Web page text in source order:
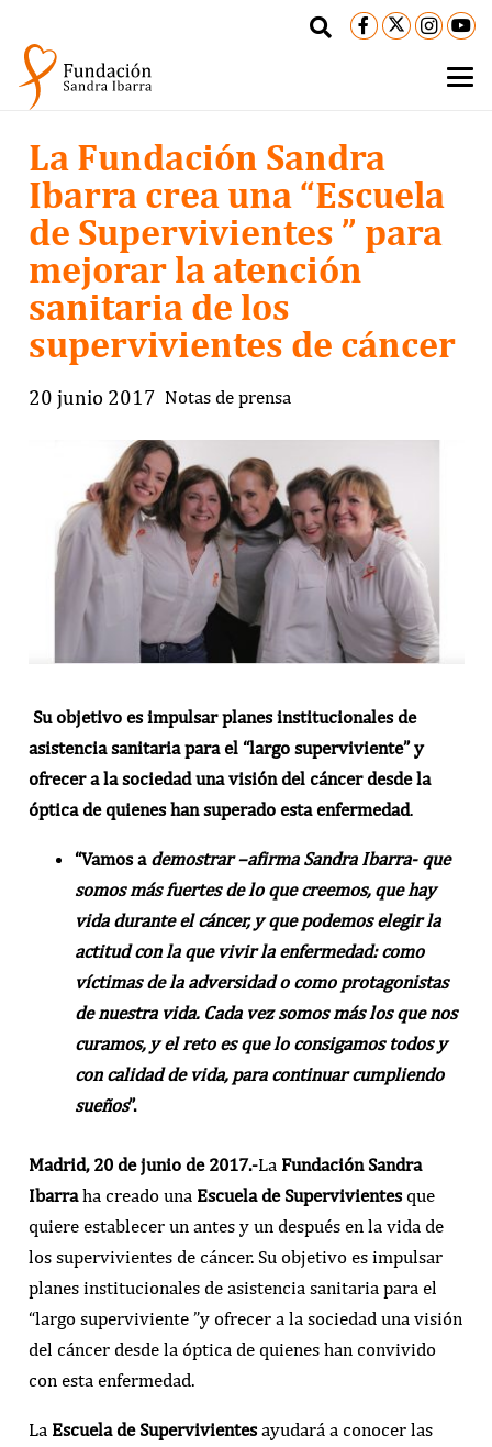
La Fundación Sandra
Ibarra crea una “Escuela
de Supervivientes ” para
mejorar la atención
sanitaria de los
supervivientes de cáncer
20 junio 2017 Notas de prensa
Su objetivo es impulsar planes institucionales de
asistencia sanitaria para el “largo superviviente” y
ofrecer a la sociedad una visión del cáncer desde la
óptica de quienes han superado esta enfermedad.
“Vamos a demostrar –afirma Sandra Ibarra- que
somos más fuertes de lo que creemos, que hay
vida durante el cáncer, y que podemos elegir la
actitud con la que vivir la enfermedad: como
víctimas de la adversidad o como protagonistas
de nuestra vida. Cada vez somos más los que nos
curamos, y el reto es que lo consigamos todos y
con calidad de vida, para continuar cumpliendo
sueños”.
Madrid, 20 de junio de 2017.-La Fundación Sandra
Ibarraha creado una Escuela de Supervivientesque
quiere establecer un antes y un después en la vida de
los supervivientes de cáncer. Su objetivo es impulsar
planes institucionales de asistencia sanitaria para el
“largo superviviente ”y ofrecer a la sociedad una visión
del cáncer desde la óptica de quienes han convivido
con esta enfermedad.
La Escuela de Supervivientesayudará a conocer las